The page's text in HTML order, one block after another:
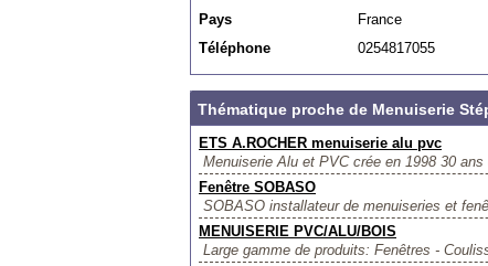
Pays
France
Téléphone
0254817055
Thématique proche de Menuiserie
ETS A.ROCHER menuiserie alu pvc
Menuiserie Alu et PVC crée en 1998 30
Fenêtre SOBASO
SOBASO installateur de menuiseries et
MENUISERIE PVC/ALU/BOIS
Large gamme de produits: Fenêtres -